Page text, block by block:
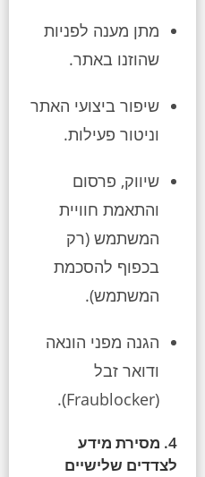
מתן מענה לפניות
שהוזנו באתר.
שיפור ביצועי האתר
וניטור פעילות.
שיווק, פרסום
והתאמת חוויית
המשתמש (רק
בכפוף להסכמת
המשתמש).
הגנה מפני הונאה
ודואר זבל
(Fraublocker).
4. מסירת מידע
לצדדים שלישיים
מומחים
פנימית כי
לבין
בגלל
היה שבר/דימום
על משפט
בחוות הדעת
אינו יכול לקבוע
אחוזי הנכות
כתוצאה
הנתבעים
אותם
במסגרת
התקבלו.
לנוירולוגיה מסרו
בהתייעצות
לדעתם אין קשר
שלא היה שבר/
מוחי. בישיבת
אחד בחוות הדעת
מטעם הנתבעים,
לפניו אינו יכול
את אחוזי הנכות
מהנפילה.
גם הגישו הודעת
בנפילה. במסגרת